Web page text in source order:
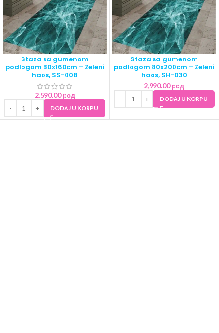
Staza sa gumenom
podlogom 80x160cm – Zeleni
haos, SS-008
2,590.00рсд
DODAJ U KORPU
Staza sa gumenom
podlogom 80x200cm – Zeleni
haos, SH-030
2,990.00рсд
DODAJ U KORPU